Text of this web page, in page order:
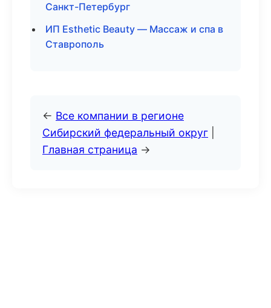
Санкт-Петербург
ИП Esthetic Beauty — Массаж и спа в
Ставрополь
← Все компании в регионе
Сибирский федеральный округ
Главная страница →